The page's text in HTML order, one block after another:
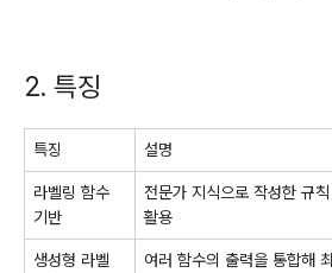
2. 특징
특징 설명
라벨링 함수
기반
전문가 지식으로 작성한 규칙
활용
생성형 라벨
여러 함수의 출력을 통합해 최